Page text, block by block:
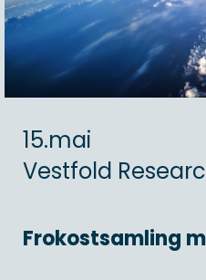
15.mai
Vestfold
Frokostsamling